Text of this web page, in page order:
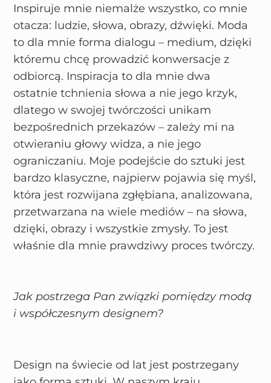
Inspiruje mnie niemalże wszystko, co mnie
otacza: ludzie, słowa, obrazy, dźwięki. Moda
to dla mnie forma dialogu – medium, dzięki
któremu chcę prowadzić konwersacje z
odbiorcą. Inspiracja to dla mnie dwa
ostatnie tchnienia słowa a nie jego krzyk,
dlatego w swojej twórczości unikam
bezpośrednich przekazów – zależy mi na
otwieraniu głowy widza, a nie jego
ograniczaniu. Moje podejście do sztuki jest
bardzo klasyczne, najpierw pojawia się myśl,
która jest rozwijana zgłębiana, analizowana,
przetwarzana na wiele mediów – na słowa,
dzięki, obrazy i wszystkie zmysły. To jest
właśnie dla mnie prawdziwy proces twórczy.
Jak postrzega Pan związki pomiędzy modą
i współczesnym designem?
Design na świecie od lat jest postrzegany